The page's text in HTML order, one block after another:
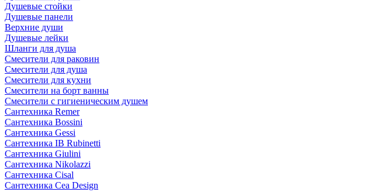
Душевые стойки
Душевые панели
Верхние души
Душевые лейки
Шланги для душа
Смесители для раковин
Смесители для душа
Смесители для кухни
Смесители на борт ванны
Смесители с гигиеническим душем
Сантехника Remer
Сантехника Bossini
Сантехника Gessi
Сантехника IB Rubinetti
Сантехника Giulini
Сантехника Nikolazzi
Сантехника Cisal
Сантехника Cea Design